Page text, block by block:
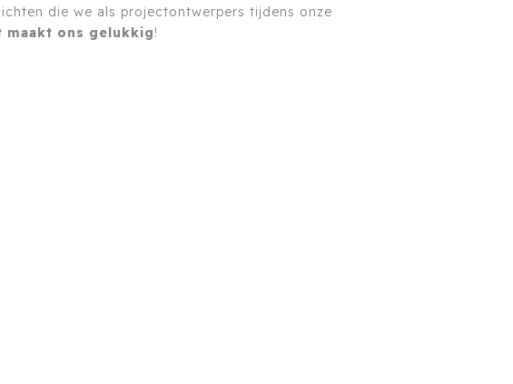
die we als projectontwerpers tijdens onze
maakt ons gelukkig!